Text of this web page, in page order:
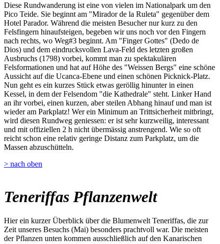
Diese Rundwanderung ist eine von vielen im Nationalpark um den
Pico Teide. Sie beginnt am "Mirador de la Ruleta" gegenüber dem
Hotel Parador. Während die meisten Besucher nur kurz zu den
Felsfingern hinaufsteigen, begeben wir uns noch vor den Fingern
nach rechts, wo Weg#3 beginnt. Am "Finger Gottes" (Dedo de
Dios) und dem eindrucksvollen Lava-Feld des letzten großen
Ausbruchs (1798) vorbei, kommt man zu spektakulären
Felsformationen und hat auf Höhe des "Weissen Bergs" eine schöne
Aussicht auf die Ucanca-Ebene und einen schönen Picknick-Platz.
Nun geht es ein kurzes Stück etwas geröllig hinunter in einen
Kessel, in dem der Felsendom "die Kathedrale" steht. Linker Hand
an ihr vorbei, einen kurzen, aber steilen Abhang hinauf und man ist
wieder am Parkplatz! Wer ein Minimum an Trittsicherheit mitbringt,
wird diesen Rundweg geniessen: er ist sehr kurzweilig, interessant
und mit offiziellen 2 h nicht übermässig anstrengend. Wie so oft
reicht schon eine relativ geringe Distanz zum Parkplatz, um die
Massen abzuschütteln.
> nach oben
Teneriffas Pflanzenwelt
Hier ein kurzer Überblick über die Blumenwelt Teneriffas, die zur
Zeit unseres Besuchs (Mai) besonders prachtvoll war. Die meisten
der Pflanzen unten kommen ausschließlich auf den Kanarischen